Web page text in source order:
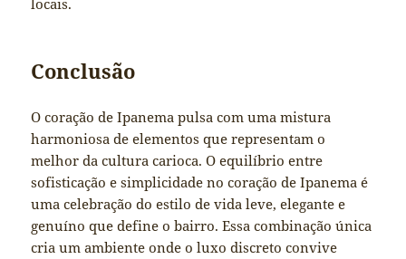
locais.
Conclusão
O coração de Ipanema pulsa com uma mistura
harmoniosa de elementos que representam o
melhor da cultura carioca. O equilíbrio entre
sofisticação e simplicidade no coração de Ipanema é
uma celebração do estilo de vida leve, elegante e
genuíno que define o bairro. Essa combinação única
cria um ambiente onde o luxo discreto convive